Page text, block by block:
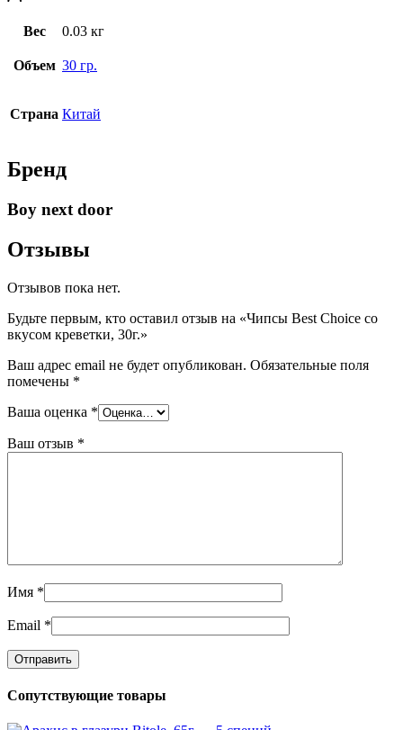
Вес 0.03 кг
Объем 30 гр.
Страна Китай
Бренд
Boy next door
Отзывы
Отзывов пока нет.
Будьте первым, кто оставил отзыв на «Чипсы Best Choice со
вкусом креветки, 30г.»
Ваш адрес email не будет опубликован. Обязательные поля
помечены *
Ваша оценка *
Ваш отзыв *
Имя *
Email *
Сопутствующие товары